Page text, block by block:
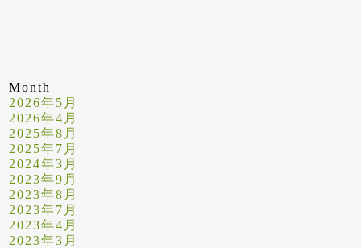
Month
2026年5月
2026年4月
2025年8月
2025年7月
2024年3月
2023年9月
2023年8月
2023年7月
2023年4月
2023年3月